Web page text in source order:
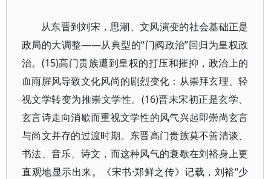
从东晋到刘宋，思潮、文风演变的社会基础正是
政局的大调整——从典型的“门阀政治”回归为皇权政
治。(15)高门贵族遭到皇权的打压和摧抑，政治上的
血雨腥风导致文化风尚的剧烈变化：从崇拜玄理、轻
视文学转变为推崇文学性。(16)晋末宋初正是玄学、
玄言诗走向消歇而重视文学性的风气兴起即崇尚玄言
与尚文并存的过渡时期。东晋高门贵族莫不善清谈、
书法、音乐、诗文，而这种风气的衰歇在刘裕身上更
直观地显示出来。《宋书·郑鲜之传》记载，刘裕“少